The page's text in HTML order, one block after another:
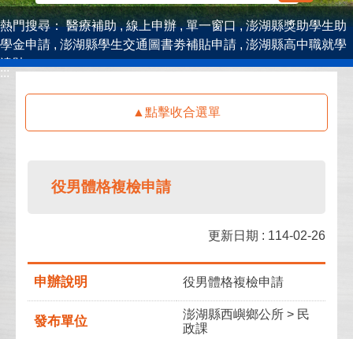
熱門搜尋：醫療補助 線上申辦 單一窗口
澎湖縣獎助學生助
學金申請
澎湖縣學生交通圖書劵補貼申請
澎湖縣高中職就學
津貼
:::
點擊收合選單
役男體格複檢申請
更新日期 : 114-02-26
申辦說明 役男體格複檢申請
發布單位
澎湖縣西嶼鄉公所 > 民
政課